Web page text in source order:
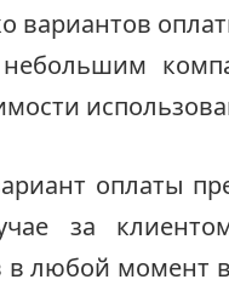
вариантов
небольшим
оплаты
за
в любой момент